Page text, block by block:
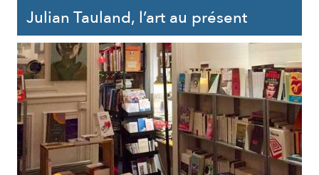
Julian Tauland, l’art au présent